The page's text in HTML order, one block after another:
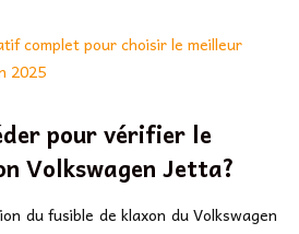
complet pour choisir le meilleur
2025
pour vérifier le
Volkswagen Jetta?
du fusible de klaxon du Volkswagen